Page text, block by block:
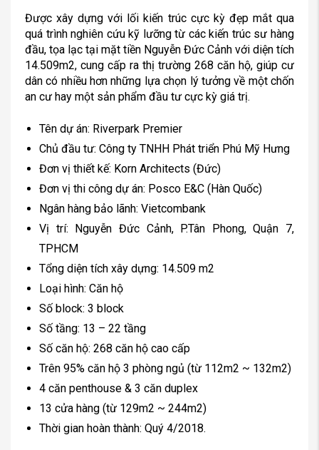
Được xây dựng với lối kiến trúc cực kỳ đẹp mắt qua
quá trình nghiên cứu kỹ lưỡng từ các kiến trúc sư hàng
đầu, tọa lạc tại mặt tiền Nguyễn Đức Cảnh với diện tích
14.509m2, cung cấp ra thị trường 268 căn hộ, giúp cư
dân có nhiều hơn những lựa chọn lý tưởng về một chốn
an cư hay một sản phẩm đầu tư cực kỳ giá trị.
Tên dự án: Riverpark Premier
Chủ đầu tư: Công ty TNHH Phát triển Phú Mỹ Hưng
Đơn vị thiết kế: Korn Architects (Đức)
Đơn vị thi công dự án: Posco E&C (Hàn Quốc)
Ngân hàng bảo lãnh: Vietcombank
Vị trí: Nguyễn Đức Cảnh, P.Tân Phong, Quận 7,
TPHCM
Tổng diện tích xây dựng: 14.509 m2
Loại hình: Căn hộ
Số block: 3 block
Số tầng: 13 – 22 tầng
Số căn hộ: 268 căn hộ cao cấp
Trên 95% căn hộ 3 phòng ngủ (từ 112m2 ~ 132m2)
4 căn penthouse & 3 căn duplex
13 cửa hàng (từ 129m2 ~ 244m2)
Thời gian hoàn thành: Quý 4/2018.